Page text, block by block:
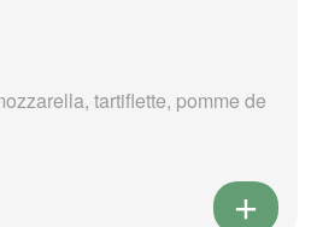
tartiflette, pomme de